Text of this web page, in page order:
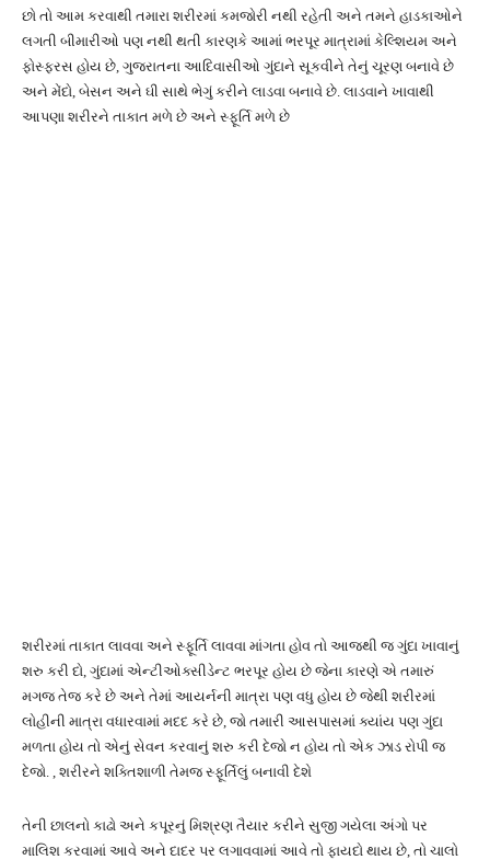
છો તો આમ કરવાથી તમારા શરીરમાં કમજોરી નથી રહેતી અને તમને હાડકાઓને
લગતી બીમારીઓ પણ નથી થતી કારણકે આમાં ભરપૂર માત્રામાં કેલ્શિયમ અને
ફોસ્ફરસ હોય છે, ગુજરાતના આદિવાસીઓ ગુંદાને સૂકવીને તેનું ચૂરણ બનાવે છે
અને મેંદો, બેસન અને ઘી સાથે ભેગું કરીને લાડવા બનાવે છે. લાડવાને ખાવાથી
આપણા શરીરને તાકાત મળે છે અને સ્ફૂર્તિ મળે છે
શરીરમાં તાકાત લાવવા અને સ્ફૂર્તિ લાવવા માંગતા હોવ તો આજથી જ ગુંદા ખાવાનું
શરુ કરી દો, ગુંદામાં એન્ટીઓક્સીડેન્ટ ભરપૂર હોય છે જેના કારણે એ તમારું
મગજ તેજ કરે છે અને તેમાં આયર્નની માત્રા પણ વધુ હોય છે જેથી શરીરમાં
લોહીની માત્રા વધારવામાં મદદ કરે છે, જો તમારી આસપાસમાં ક્યાંય પણ ગુંદા
મળતા હોય તો એનું સેવન કરવાનું શરુ કરી દેજો ન હોય તો એક ઝાડ રોપી જ
દેજો. , શરીરને શક્તિશાળી તેમજ સ્ફૂર્તિલું બનાવી દેશે
તેની છાલનો કાઢો અને કપૂરનું મિશ્રણ તૈયાર કરીને સુજી ગયેલા અંગો પર
માલિશ કરવામાં આવે અને દાદર પર લગાવવામાં આવે તો ફાયદો થાય છે, તો ચાલો